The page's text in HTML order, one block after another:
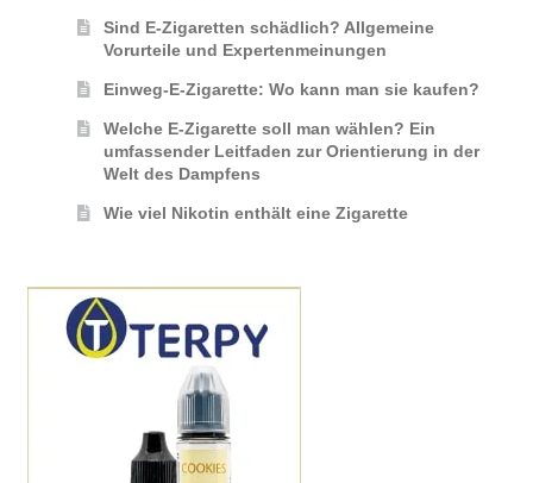
Sind E-Zigaretten schädlich? Allgemeine
Vorurteile und Expertenmeinungen
Einweg-E-Zigarette: Wo kann man sie kaufen?
Welche E-Zigarette soll man wählen? Ein
umfassender Leitfaden zur Orientierung in der
Welt des Dampfens
Wie viel Nikotin enthält eine Zigarette